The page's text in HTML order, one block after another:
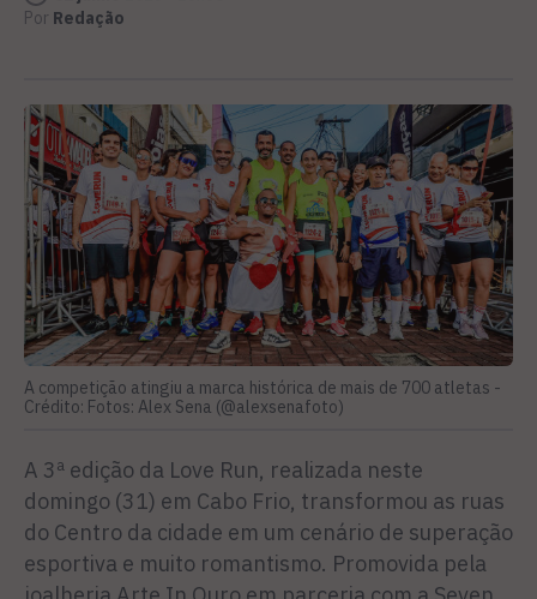
Por Redação
A competição atingiu a marca histórica de mais de 700 atletas -
Crédito: Fotos: Alex Sena (@alexsenafoto)
A 3ª edição da Love Run, realizada neste
domingo (31) em Cabo Frio, transformou as ruas
do Centro da cidade em um cenário de superação
esportiva e muito romantismo. Promovida pela